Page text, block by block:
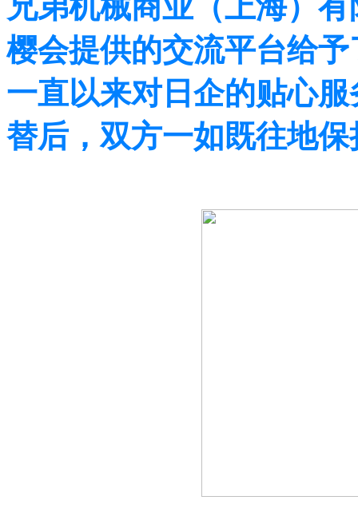
兄弟机械商业（上海）
樱会提供的交流平台给
一直以来对日企的贴心
替后，双方一如既往地